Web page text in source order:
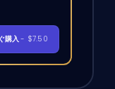
購入- $7.50